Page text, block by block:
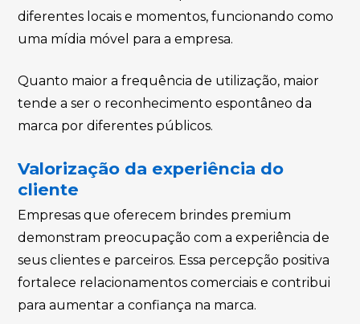
diferentes locais e momentos, funcionando como
uma mídia móvel para a empresa.
Quanto maior a frequência de utilização, maior
tende a ser o reconhecimento espontâneo da
marca por diferentes públicos.
Valorização da experiência do
cliente
Empresas que oferecem brindes premium
demonstram preocupação com a experiência de
seus clientes e parceiros. Essa percepção positiva
fortalece relacionamentos comerciais e contribui
para aumentar a confiança na marca.